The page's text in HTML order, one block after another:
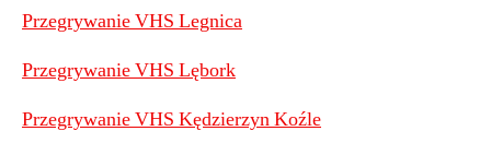
Przegrywanie VHS Legnica
Przegrywanie VHS Lębork
Przegrywanie VHS Kędzierzyn Koźle